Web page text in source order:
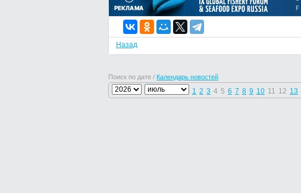
Назад
Поиск по дате / Календарь новостей
1 2 3 4 5 6 7 8 9 10 11 12 13